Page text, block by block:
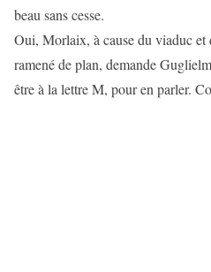
beau sans cesse.
Oui, Morlaix, à cause du viaduc et
ramené de plan, demande
être à la lettre M, pour en parler.